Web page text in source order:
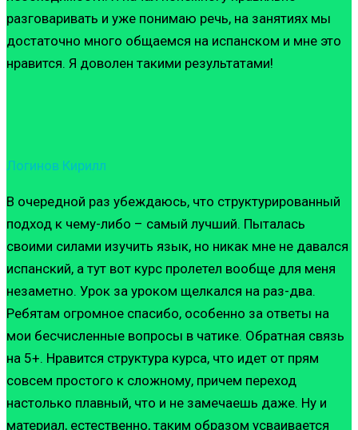
разговаривать и уже понимаю речь, на занятиях мы
достаточно много общаемся на испанском и мне это
нравится. Я доволен такими результатами!
Логинов Кирилл
В очередной раз убеждаюсь, что структурированный
подход к чему-либо – самый лучший. Пыталась
своими силами изучить язык, но никак мне не давался
испанский, а тут вот курс пролетел вообще для меня
незаметно. Урок за уроком щелкался на раз-два.
Ребятам огромное спасибо, особенно за ответы на
мои бесчисленные вопросы в чатике. Обратная связь
на 5+. Нравится структура курса, что идет от прям
совсем простого к сложному, причем переход
настолько плавный, что и не замечаешь даже. Ну и
материал, естественно, таким образом усваивается